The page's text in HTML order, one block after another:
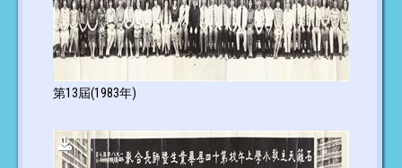
第13屆(1983年)